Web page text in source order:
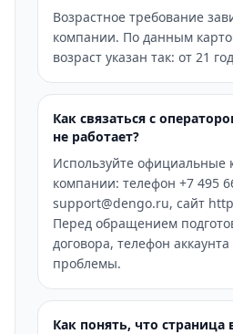
Возрастное требование
компании. По данным
возраст указан так: от 21
Как связаться с
не работает?
Используйте официальные
компании: телефон +7 495
support@dengo.ru, сайт
Перед обращением
договора, телефон
проблемы.
Как понять, что страница